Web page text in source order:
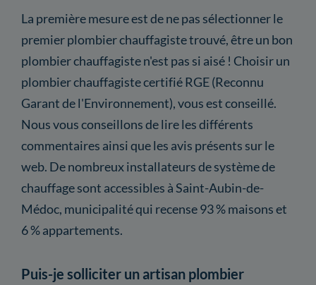
La première mesure est de ne pas sélectionner le
premier plombier chauffagiste trouvé, être un bon
plombier chauffagiste n'est pas si aisé ! Choisir un
plombier chauffagiste certifié RGE (Reconnu
Garant de l'Environnement), vous est conseillé.
Nous vous conseillons de lire les différents
commentaires ainsi que les avis présents sur le
web. De nombreux installateurs de système de
chauffage sont accessibles à Saint-Aubin-de-
Médoc, municipalité qui recense 93 % maisons et
6 % appartements.
Puis-je solliciter un artisan plombier